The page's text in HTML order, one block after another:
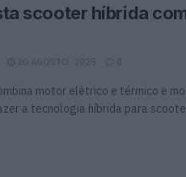
scooter híbrida
20 AGOSTO, 2025 0
motor elétrico e térmico e
a tecnologia híbrida para